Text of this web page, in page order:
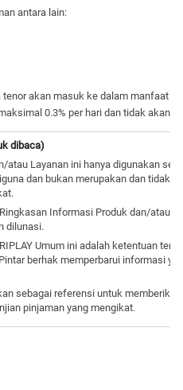
antara lain:
akan masuk ke dalam manfaat
0.3% per hari dan tidak akan
dibaca)
atau Layanan ini hanya digunakan
dan bukan merupakan dan tidak
Informasi Produk dan/atau
dilunasi.
Umum ini adalah ketentuan
berhak memperbarui informasi
sebagai referensi untuk
pinjaman yang mengikat.